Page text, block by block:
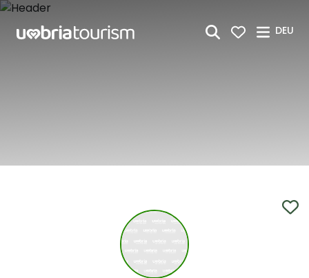
Zum Hauptinhalt springen
DEU